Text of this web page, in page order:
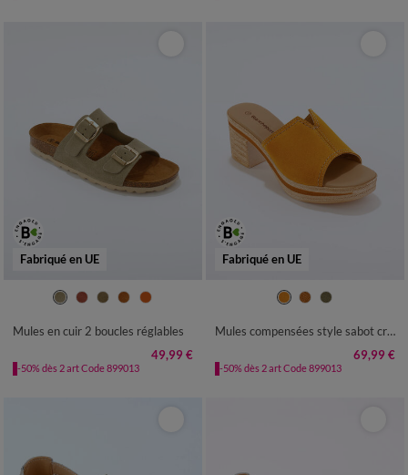
Fabriqué en UE
36 37 38 39 40
Mules en cuir 2 boucles réglables
49,99 €
-50% dès 2 art Code 899013
Fabriqué en UE
37 38 39
Mules compensées style sabot croûte de cuir
69,99 €
-50% dès 2 art Code 899013